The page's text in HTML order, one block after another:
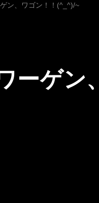
ン、ワゴン！！(^_^)/~
ーゲン